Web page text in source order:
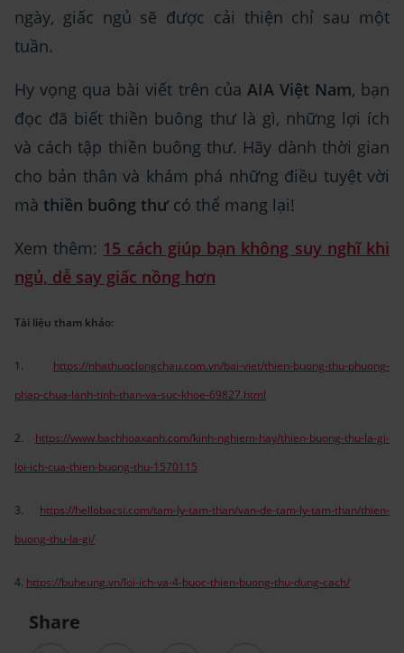
ngày, giấc ngủ sẽ được cải thiện chỉ sau một
tuần.
Hy vọng qua bài viết trên của AIA Việt Nam, bạn
đọc đã biết thiền buông thư là gì, những lợi ích
và cách tập thiền buông thư. Hãy dành thời gian
cho bản thân và khám phá những điều tuyệt vời
mà thiền buông thư có thể mang lại!
Xem thêm: 15 cách giúp bạn không suy nghĩ khi
ngủ, dễ say giấc nồng hơn
Tài liệu tham khảo:
1. https://nhathuoclongchau.com.vn/bai-viet/thien-buong-thu-phuong-
phap-chua-lanh-tinh-than-va-suc-khoe-69827.html
2. https://www.bachhoaxanh.com/kinh-nghiem-hay/thien-buong-thu-la-gi-
loi-ich-cua-thien-buong-thu-1570115
3. https://hellobacsi.com/tam-ly-tam-than/van-de-tam-ly-tam-than/thien-
buong-thu-la-gi/
4. https://buheung.vn/loi-ich-va-4-buoc-thien-buong-thu-dung-cach/
Share